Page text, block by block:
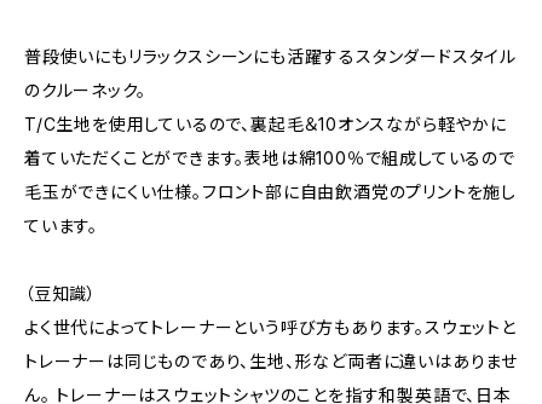
普段使いにもリラックスシーンにも活躍するスタンダードスタイル
のクルーネック。
T/C生地を使用しているので、裏起毛＆10オンスながら軽やかに
着ていただくことができます。表地は綿100％で組成しているので
毛玉ができにくい仕様。フロント部に自由飲酒党のプリントを施し
ています。
（豆知識）
よく世代によってトレーナーという呼び方もあります。スウェットと
トレーナーは同じものであり、生地、形など両者に違いはありませ
ん。 トレーナーはスウェットシャツのことを指す和製英語で、日本